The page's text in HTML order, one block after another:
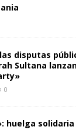
disputas
Sultana
0
huelga solidaria